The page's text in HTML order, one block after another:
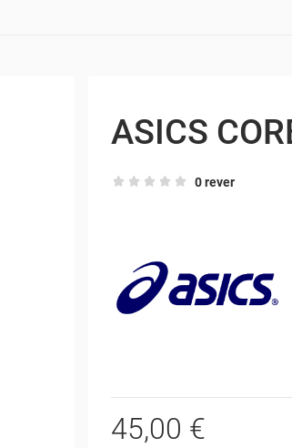
ASICS
0 rever
45,00 €